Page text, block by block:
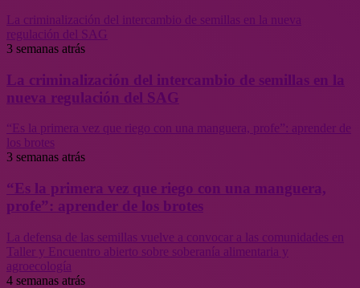
La criminalización del intercambio de semillas en la nueva
regulación del SAG
3 semanas atrás
La criminalización del intercambio de semillas en la
nueva regulación del SAG
“Es la primera vez que riego con una manguera, profe”: aprender de
los brotes
3 semanas atrás
“Es la primera vez que riego con una manguera,
profe”: aprender de los brotes
La defensa de las semillas vuelve a convocar a las comunidades en
Taller y Encuentro abierto sobre soberanía alimentaria y
agroecología
4 semanas atrás